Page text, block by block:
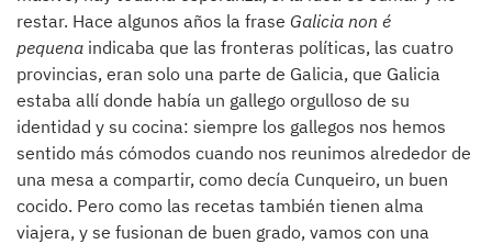
restar. Hace algunos años la frase Galicia non é
pequena indicaba que las fronteras políticas, las cuatro
provincias, eran solo una parte de Galicia, que Galicia
estaba allí donde había un gallego orgulloso de su
identidad y su cocina: siempre los gallegos nos hemos
sentido más cómodos cuando nos reunimos alrededor de
una mesa a compartir, como decía Cunqueiro, un buen
cocido. Pero como las recetas también tienen alma
viajera, y se fusionan de buen grado, vamos con una